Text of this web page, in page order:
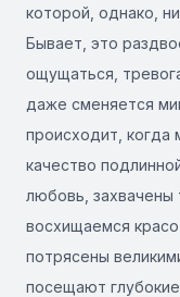
которой, однако,
Бывает, это
ощущаться,
даже сменяется
происходит,
качество
любовь, захвачены
восхищаемся
потрясены
посещают